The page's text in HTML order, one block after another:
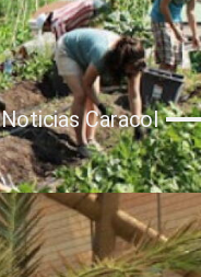
Noticias Caracol